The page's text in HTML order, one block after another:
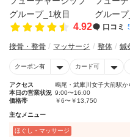
4.92 口コミ
接骨・整骨 マッサージ 整体 鍼
クーポン有 カード可
アクセス
鳴尾・武庫川女子大前駅か
本日の営業状況 9:00〜16:00
価格帯
￥6〜￥13,750
主なメニュー
ほぐし・マッサージ